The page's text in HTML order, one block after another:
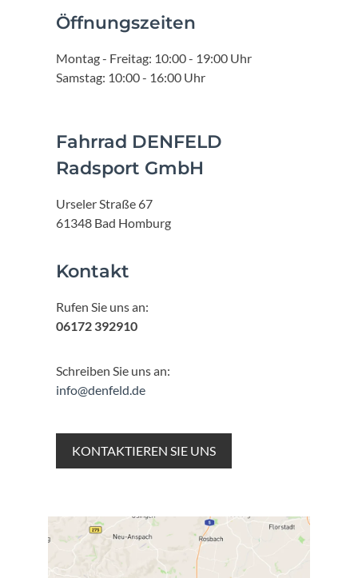
Öffnungszeiten
Montag - Freitag: 10:00 - 19:00 Uhr
Samstag: 10:00 - 16:00 Uhr
Fahrrad DENFELD
Radsport GmbH
Urseler Straße 67
61348 Bad Homburg
Kontakt
Rufen Sie uns an:
06172 392910
Schreiben Sie uns an:
info@denfeld.de
KONTAKTIEREN SIE UNS